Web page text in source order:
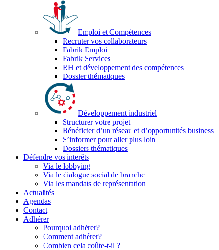
Emploi et Compétences
Recruter vos collaborateurs
Fabrik Emploi
Fabrik Services
RH et développement des compétences
Dossier thématiques
Développement industriel
Structurer votre projet
Bénéficier d’un réseau et d’opportunités business
S’informer pour aller plus loin
Dossiers thématiques
Défendre vos interêts
Via le lobbying
Via le dialogue social de branche
Via les mandats de représentation
Actualités
Agendas
Contact
Adhérer
Pourquoi adhérer?
Comment adhérer?
Combien cela coûte-t-il ?